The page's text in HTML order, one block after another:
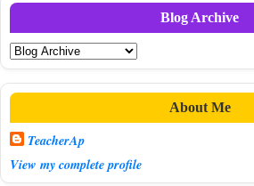
Blog Archive
About Me
TeacherAp
View my complete profile